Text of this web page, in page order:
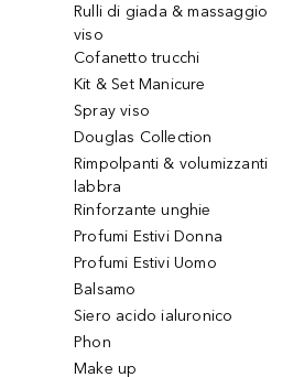
Rulli di giada & massaggio
viso
Cofanetto trucchi
Kit & Set Manicure
Spray viso
Douglas Collection
Rimpolpanti & volumizzanti
labbra
Rinforzante unghie
Profumi Estivi Donna
Profumi Estivi Uomo
Balsamo
Siero acido ialuronico
Phon
Make up